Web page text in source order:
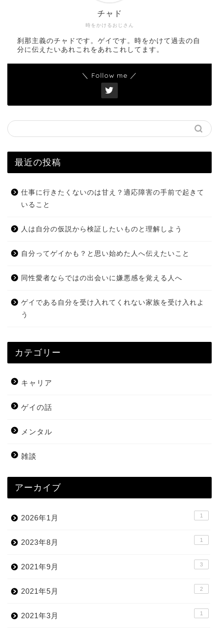
時をかけるおじさん
チャド
刹那主義のチャドです。ゲイです。時をかけて過去の自
分に伝えたいあれこれをあれこれしてます。
＼ Follow me ／
最近の投稿
仕事に行きたくないのは甘え？適応障害の手前で起きて
いること
人は自分の仮説から検証したいものと理解しよう
自分ってゲイかも？と思い始めた人へ伝えたいこと
同性愛者ならではの出会いに嫌悪感を覚える人へ
ゲイである自分を受け入れてくれない家族を受け入れよ
う
カテゴリー
キャリア
ゲイの話
メンタル
雑談
アーカイブ
2026年1月 1
2023年8月 1
2021年9月 3
2021年5月 2
2021年3月 1